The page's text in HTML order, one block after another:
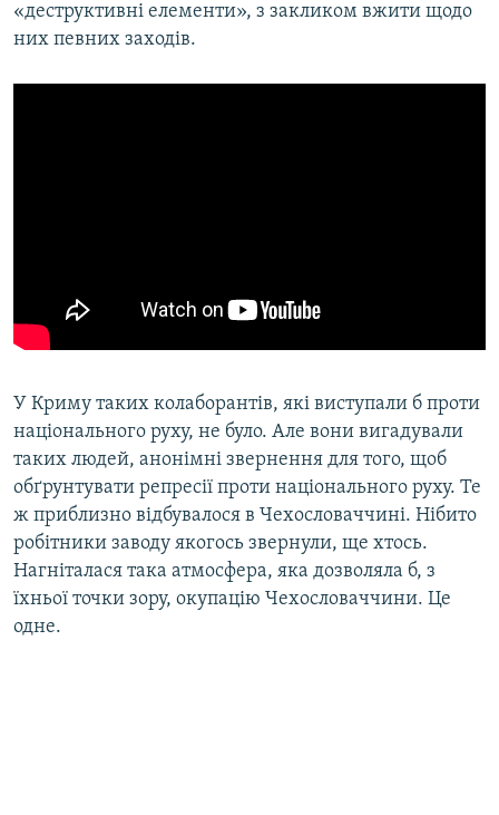
«деструктивні елементи», з закликом вжити щодо
них певних заходів.
У Криму таких колаборантів, які виступали б проти
національного руху, не було. Але вони вигадували
таких людей, анонімні звернення для того, щоб
обґрунтувати репресії проти національного руху. Те
ж приблизно відбувалося в Чехословаччині. Нібито
робітники заводу якогось звернули, ще хтось.
Нагніталася така атмосфера, яка дозволяла б, з
їхньої точки зору, окупацію Чехословаччини. Це
одне.